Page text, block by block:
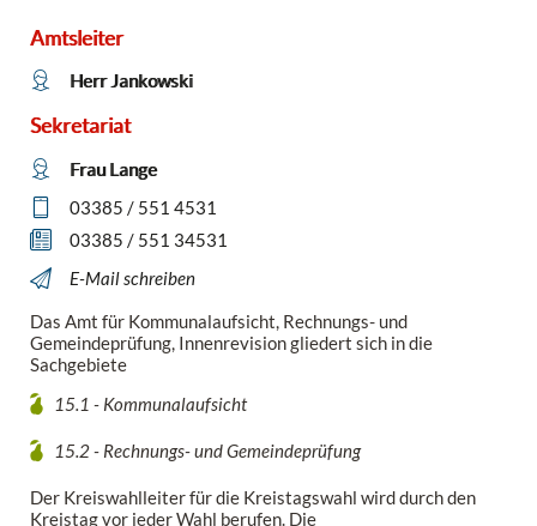
Amtsleiter
Herr Jankowski
Sekretariat
Frau Lange
03385 / 551 4531
03385 / 551 34531
E-Mail schreiben
Das Amt für Kommunalaufsicht, Rechnungs- und
Gemeindeprüfung, Innenrevision gliedert sich in die
Sachgebiete
15.1 - Kommunalaufsicht
15.2 - Rechnungs- und Gemeindeprüfung
Der Kreiswahlleiter für die Kreistagswahl wird durch den
Kreistag vor jeder Wahl berufen. Die